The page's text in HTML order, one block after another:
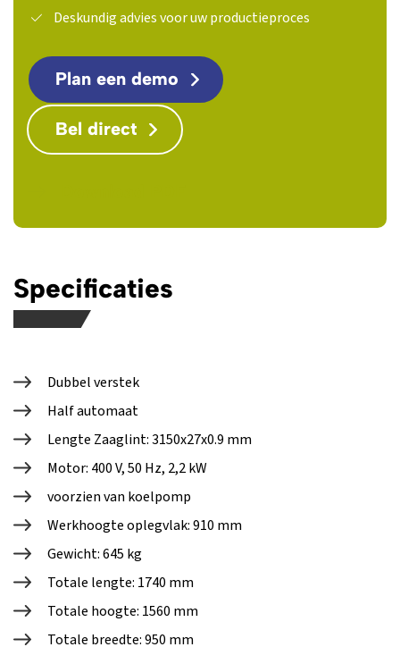
Deskundig advies voor uw productieproces
Plan een demo
Bel direct
Specificaties
Dubbel verstek
Half automaat
Lengte Zaaglint: 3150x27x0.9 mm
Motor: 400 V, 50 Hz, 2,2 kW
voorzien van koelpomp
Werkhoogte oplegvlak: 910 mm
Gewicht: 645 kg
Totale lengte: 1740 mm
Totale hoogte: 1560 mm
Totale breedte: 950 mm